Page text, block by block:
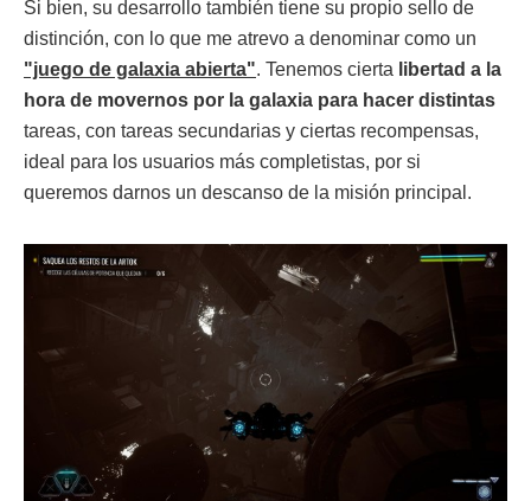
Si bien, su desarrollo también tiene su propio sello de
distinción, con lo que me atrevo a denominar como un
"juego de galaxia abierta". Tenemos cierta libertad a la
hora de movernos por la galaxia para hacer distintas
tareas, con tareas secundarias y ciertas recompensas,
ideal para los usuarios más completistas, por si
queremos darnos un descanso de la misión principal.